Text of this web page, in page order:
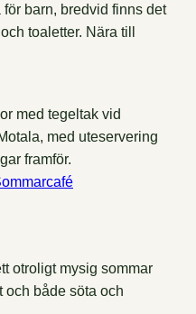
barn, bredvid finns det
toaletter. Nära till
otroligt mysig sommar
och både söta och